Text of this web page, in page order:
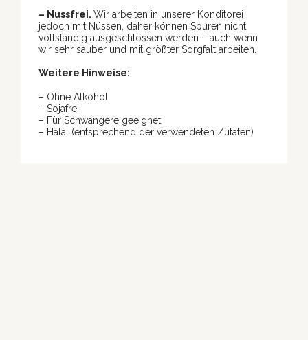
– Nussfrei. Wir arbeiten in unserer Konditorei
jedoch mit Nüssen, daher können Spuren nicht
vollständig ausgeschlossen werden – auch wenn
wir sehr sauber und mit größter Sorgfalt arbeiten.
Weitere Hinweise:
– Ohne Alkohol
– Sojafrei
– Für Schwangere geeignet
– Halal (entsprechend der verwendeten Zutaten)